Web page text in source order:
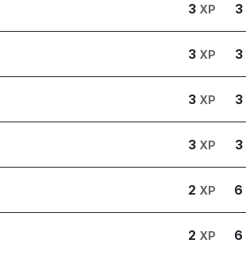
3 XP 3
3 XP 3
3 XP 3
3 XP 3
2 XP 6
2 XP 6